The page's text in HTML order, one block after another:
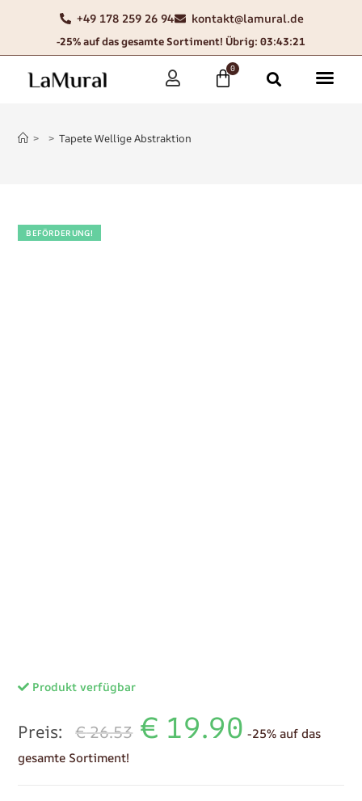
+49 178 259 26 94 kontakt@lamural.de
-25% auf das gesamte Sortiment! Übrig: 03:43:20
0
> > Tapete Wellige Abstraktion
BEFÖRDERUNG!
Produkt verfügbar
Preis: €26.53 € 19.90 -25% auf das
gesamte Sortiment!